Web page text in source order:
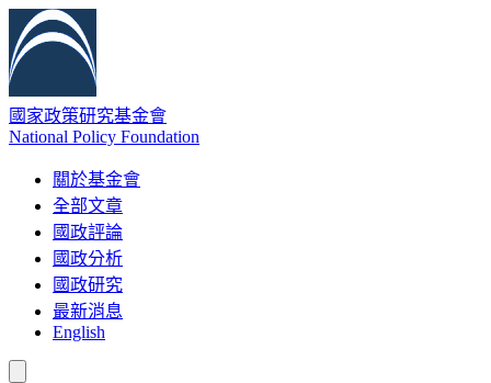
國家政策研究基金會
National Policy Foundation
關於基金會
全部文章
國政評論
國政分析
國政研究
最新消息
English